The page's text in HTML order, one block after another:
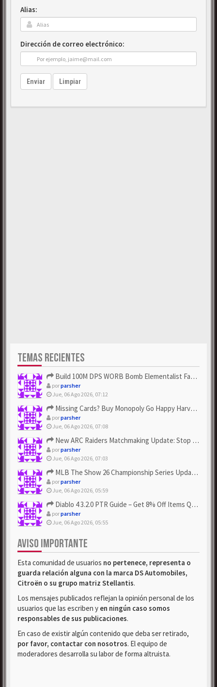
Alias:
Dirección de correo electrónico:
Enviar Limpiar
TEMAS RECIENTES
Build 100M DPS WORB Bomb Elementalist Fast - Grab POE Curren...
porparsher
Jue, 06 Ago 2026, 07:12
Missing Cards? Buy Monopoly Go Happy Harvest with Looney Tun...
porparsher
Jue, 06 Ago 2026, 07:08
New ARC Raiders Matchmaking Update: Stop Failed - Grab Bluep...
porparsher
Jue, 06 Ago 2026, 07:03
MLB The Show 26 Championship Series Update! Get Cheap & ...
porparsher
Jue, 06 Ago 2026, 05:59
Diablo 4 3.2.0 PTR Guide – Get 8% Off Items Quickly to Test ...
porparsher
Jue, 06 Ago 2026, 05:55
AVISO IMPORTANTE
Esta comunidad de usuarios no pertenece, representa o
guarda relación alguna con la marca DS Automobiles,
Citroën o su grupo matriz Stellantis.
Los mensajes publicados reflejan la opinión personal de los
usuarios que las escriben y en ningún caso somos
responsables de sus publicaciones.
En caso de existir algún contenido que deba ser retirado,
por favor, contactar con nosotros. El equipo de
moderadores desarrolla su labor de forma altruista.